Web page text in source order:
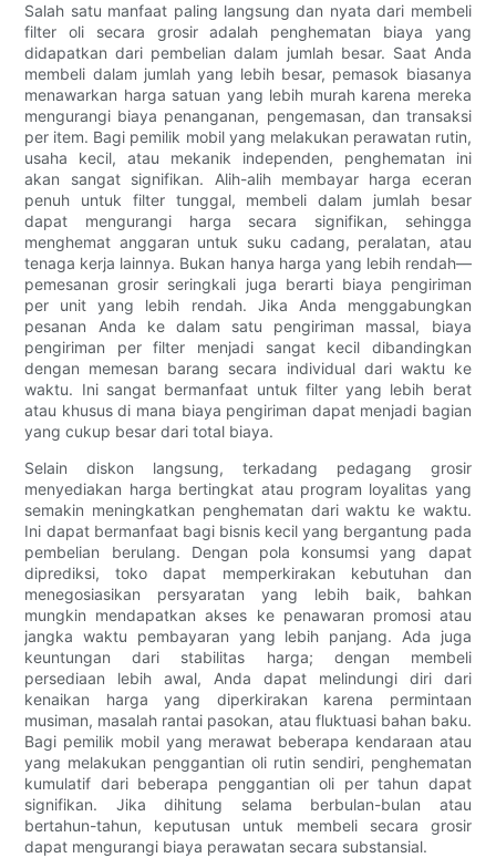
Salah satu manfaat paling langsung dan nyata dari membeli
filter oli secara grosir adalah penghematan biaya yang
didapatkan dari pembelian dalam jumlah besar. Saat Anda
membeli dalam jumlah yang lebih besar, pemasok biasanya
menawarkan harga satuan yang lebih murah karena mereka
mengurangi biaya penanganan, pengemasan, dan transaksi
per item. Bagi pemilik mobil yang melakukan perawatan rutin,
usaha kecil, atau mekanik independen, penghematan ini
akan sangat signifikan. Alih-alih membayar harga eceran
penuh untuk filter tunggal, membeli dalam jumlah besar
dapat mengurangi harga secara signifikan, sehingga
menghemat anggaran untuk suku cadang, peralatan, atau
tenaga kerja lainnya. Bukan hanya harga yang lebih rendah—
pemesanan grosir seringkali juga berarti biaya pengiriman
per unit yang lebih rendah. Jika Anda menggabungkan
pesanan Anda ke dalam satu pengiriman massal, biaya
pengiriman per filter menjadi sangat kecil dibandingkan
dengan memesan barang secara individual dari waktu ke
waktu. Ini sangat bermanfaat untuk filter yang lebih berat
atau khusus di mana biaya pengiriman dapat menjadi bagian
yang cukup besar dari total biaya.
Selain diskon langsung, terkadang pedagang grosir
menyediakan harga bertingkat atau program loyalitas yang
semakin meningkatkan penghematan dari waktu ke waktu.
Ini dapat bermanfaat bagi bisnis kecil yang bergantung pada
pembelian berulang. Dengan pola konsumsi yang dapat
diprediksi, toko dapat memperkirakan kebutuhan dan
menegosiasikan persyaratan yang lebih baik, bahkan
mungkin mendapatkan akses ke penawaran promosi atau
jangka waktu pembayaran yang lebih panjang. Ada juga
keuntungan dari stabilitas harga; dengan membeli
persediaan lebih awal, Anda dapat melindungi diri dari
kenaikan harga yang diperkirakan karena permintaan
musiman, masalah rantai pasokan, atau fluktuasi bahan baku.
Bagi pemilik mobil yang merawat beberapa kendaraan atau
yang melakukan penggantian oli rutin sendiri, penghematan
kumulatif dari beberapa penggantian oli per tahun dapat
signifikan. Jika dihitung selama berbulan-bulan atau
bertahun-tahun, keputusan untuk membeli secara grosir
dapat mengurangi biaya perawatan secara substansial.